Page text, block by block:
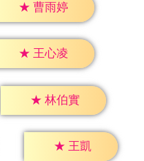
★ 曹雨婷
★ 王心凌
★ 林伯實
★ 王凱